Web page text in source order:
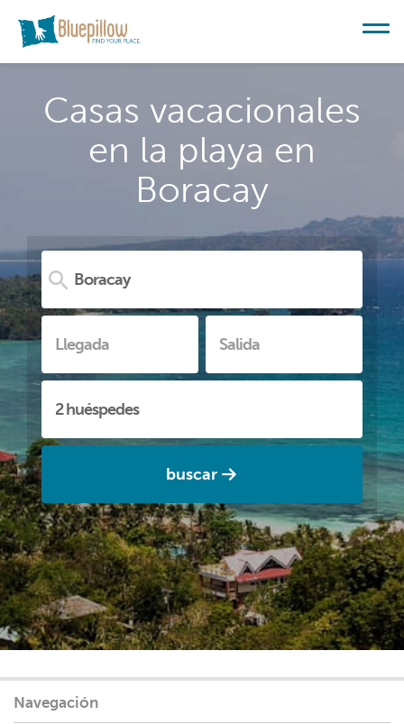
Casas vacacionales
en la playa en
Boracay
buscar
Navegación